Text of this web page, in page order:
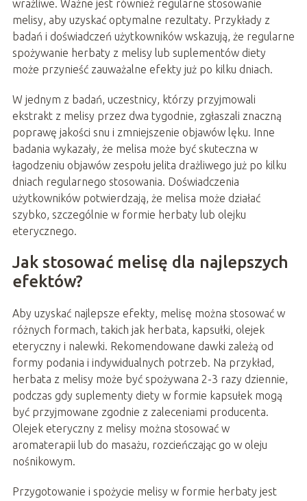
wrażliwe. Ważne jest również regularne stosowanie
melisy, aby uzyskać optymalne rezultaty. Przykłady z
badań i doświadczeń użytkowników wskazują, że regularne
spożywanie herbaty z melisy lub suplementów diety
może przynieść zauważalne efekty już po kilku dniach.
W jednym z badań, uczestnicy, którzy przyjmowali
ekstrakt z melisy przez dwa tygodnie, zgłaszali znaczną
poprawę jakości snu i zmniejszenie objawów lęku. Inne
badania wykazały, że melisa może być skuteczna w
łagodzeniu objawów zespołu jelita drażliwego już po kilku
dniach regularnego stosowania. Doświadczenia
użytkowników potwierdzają, że melisa może działać
szybko, szczególnie w formie herbaty lub olejku
eterycznego.
Jak stosować melisę dla najlepszych
efektów?
Aby uzyskać najlepsze efekty, melisę można stosować w
różnych formach, takich jak herbata, kapsułki, olejek
eteryczny i nalewki. Rekomendowane dawki zależą od
formy podania i indywidualnych potrzeb. Na przykład,
herbata z melisy może być spożywana 2-3 razy dziennie,
podczas gdy suplementy diety w formie kapsułek mogą
być przyjmowane zgodnie z zaleceniami producenta.
Olejek eteryczny z melisy można stosować w
aromaterapii lub do masażu, rozcieńczając go w oleju
nośnikowym.
Przygotowanie i spożycie melisy w formie herbaty jest